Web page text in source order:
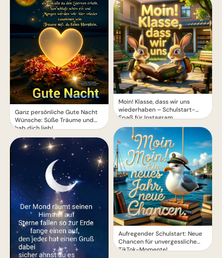
Ganz persönliche Gute Nacht
Wünsche: Süße Träume und
hab dich lieb!
Moin! Klasse, dass wir uns
wiederhaben – Schulstart-
Spaß für Instagram
Aufregender Schulstart: Neue
Chancen für unvergessliche
TikTok-Momente!